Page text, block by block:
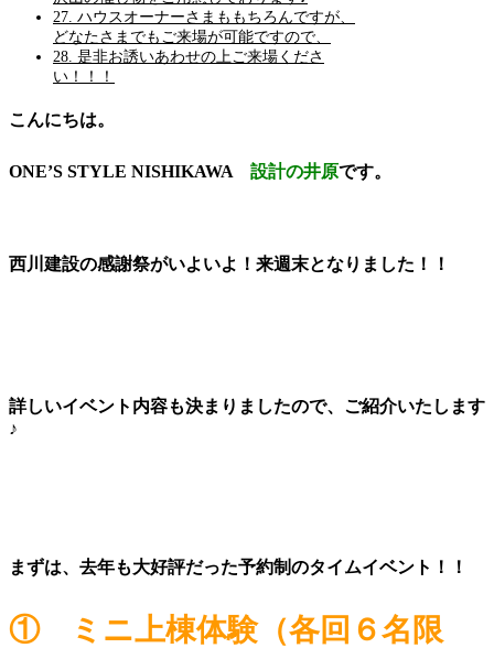
27. ハウスオーナーさまももちろんですが、
どなたさまでもご来場が可能ですので、
28. 是非お誘いあわせの上ご来場くださ
い！！！
こんにちは。
ONE’S STYLE NISHIKAWA 設計の井原です。
西川建設の感謝祭がいよいよ！来週末となりました！！
詳しいイベント内容も決まりましたので、ご紹介いたします
♪
まずは、去年も大好評だった予約制のタイムイベント！！
① ミニ上棟体験（各回６名限